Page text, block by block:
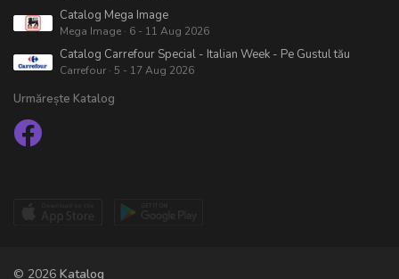
Catalog Mega Image
Mega Image · 6 - 11 Aug 2026
Catalog Carrefour Special - Italian Week - Pe Gustul tău
Carrefour · 5 - 17 Aug 2026
Urmărește Katalog
© 2026 Katalog